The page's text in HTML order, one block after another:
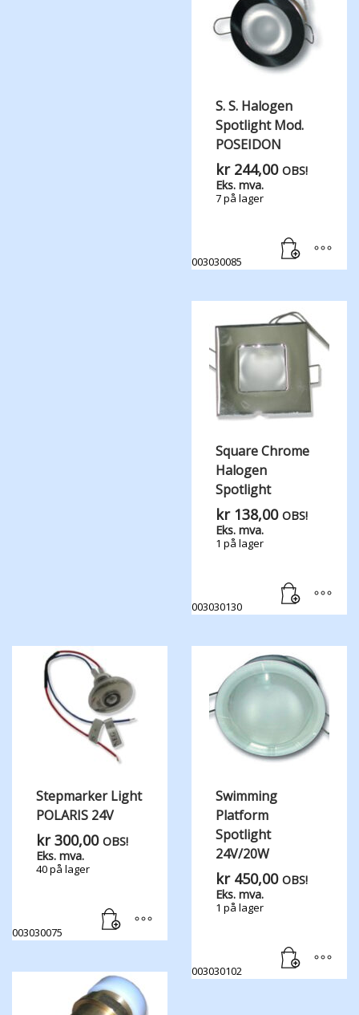
S. S. Halogen
Spotlight Mod.
POSEIDON
kr244,00 OBS!
Eks. mva.
7 på lager
003030085
Square Chrome
Halogen
Spotlight
kr138,00 OBS!
Eks. mva.
1 på lager
003030130
Stepmarker Light
POLARIS 24V
kr300,00 OBS!
Eks. mva.
40 på lager
003030075
Swimming
Platform
Spotlight
24V/20W
kr450,00 OBS!
Eks. mva.
1 på lager
003030102